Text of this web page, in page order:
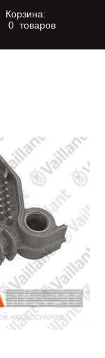
Корзина:
0 товаров